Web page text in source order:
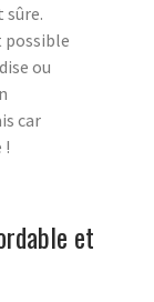
sûre.
possible
ou
car
!
et